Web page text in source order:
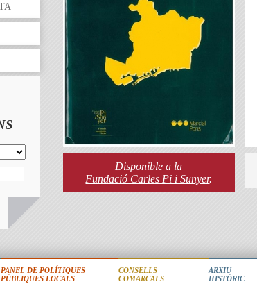
Disponible a la
Fundació Carles Pi i Sunyer.
ARXIU
HISTÒRIC
CONSELLS
COMARCALS
PANEL DE POLÍTIQUES
PÚBLIQUES LOCALS